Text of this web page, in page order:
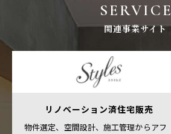
SERVICE
関連事業サイト
リノベーション済住宅販売
物件選定、空間設計、施工管理からアフ